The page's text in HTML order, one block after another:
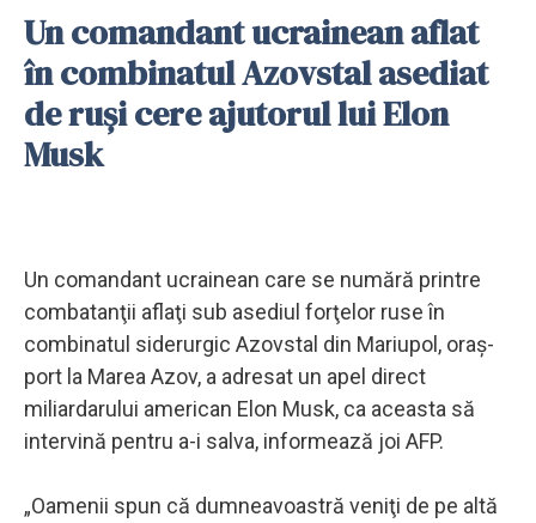
Un comandant ucrainean aflat
în combinatul Azovstal asediat
de ruşi cere ajutorul lui Elon
Musk
Un comandant ucrainean care se numără printre
combatanţii aflaţi sub asediul forţelor ruse în
combinatul siderurgic Azovstal din Mariupol, oraş-
port la Marea Azov, a adresat un apel direct
miliardarului american Elon Musk, ca aceasta să
intervină pentru a-i salva, informează joi AFP.
„Oamenii spun că dumneavoastră veniţi de pe altă